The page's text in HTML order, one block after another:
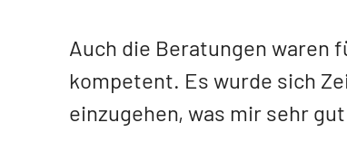
Auch die Beratungen waren
kompetent. Es wurde sich
einzugehen, was mir sehr